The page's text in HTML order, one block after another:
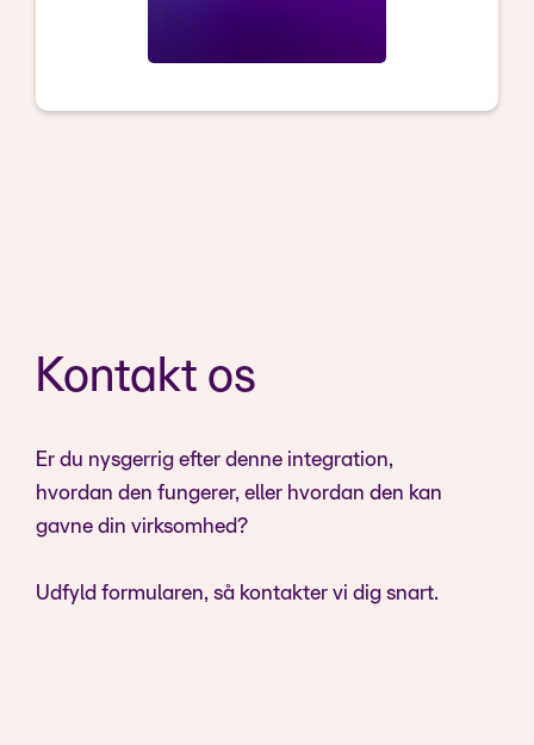
Kontakt os
Er du nysgerrig efter denne integration,
hvordan den fungerer, eller hvordan den kan
gavne din virksomhed?
Udfyld formularen, så kontakter vi dig snart.